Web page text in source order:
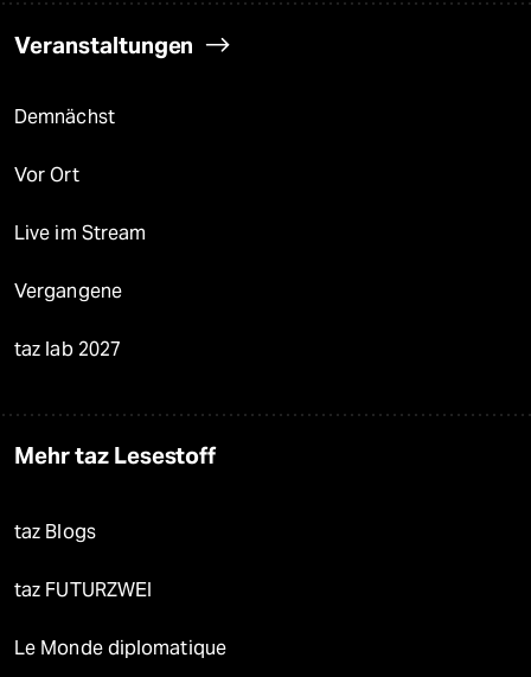
Veranstaltungen
Demnächst
Vor Ort
Live im Stream
Vergangene
taz lab 2027
Mehr taz Lesestoff
taz Blogs
taz FUTURZWEI
Le Monde diplomatique